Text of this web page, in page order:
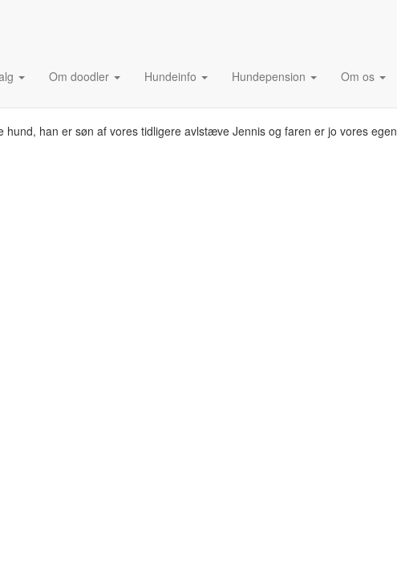
Om doodler Hundeinfo Hundepension Om os
hund, han er søn af vores tidligere avlstæve Jennis og faren er jo vores egen